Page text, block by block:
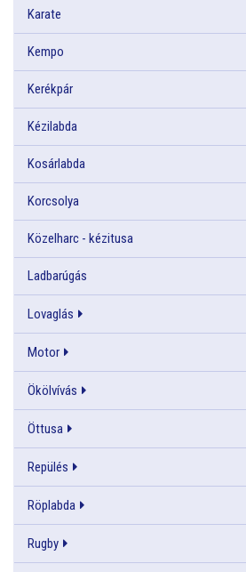
Karate
Kempo
Kerékpár
Kézilabda
Kosárlabda
Korcsolya
Közelharc - kézitusa
Ladbarúgás
Lovaglás
Motor
Ökölvívás
Öttusa
Repülés
Röplabda
Rugby